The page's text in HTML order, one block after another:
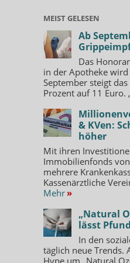
MEIST GELESEN
Ab
Das
in der Apotheke
September steigt
Prozent auf 11 Euro.
& KVen:
höher
Mit ihren
Immobilienfonds
mehrere
Kassenärztliche
Mehr »
„Natural
lässt
In den
täglich neue Trends.
Hype um „Natural